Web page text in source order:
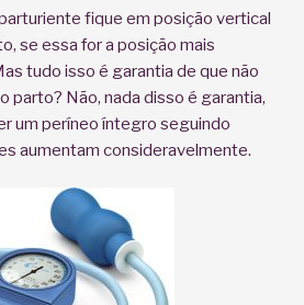
fique em posição vertical
se essa for a posição mais
tudo isso é garantia de que não
parto? Não, nada disso é garantia,
um períneo íntegro seguindo
aumentam consideravelmente.